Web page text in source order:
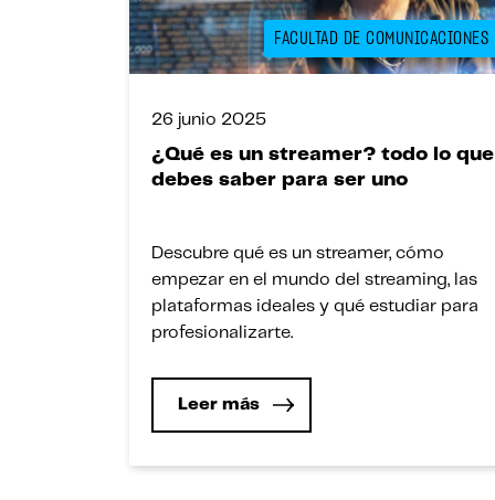
FACULTAD DE COMUNICACIONES
26 junio 2025
¿Qué es un streamer? todo lo que
debes saber para ser uno
Descubre qué es un streamer, cómo
empezar en el mundo del streaming, las
plataformas ideales y qué estudiar para
profesionalizarte.
Leer más